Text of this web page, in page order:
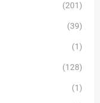
(201)
(39)
(1)
(128)
(1)